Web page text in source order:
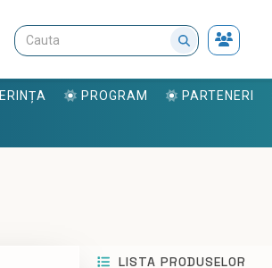
PROGRAM PARTENERI
LISTA PRODUSELOR